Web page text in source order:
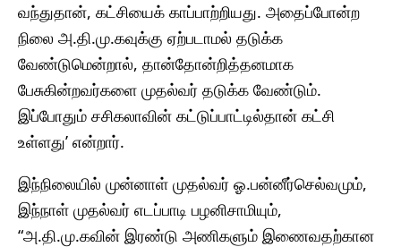
வந்துதான், கட்சியைக் காப்பாற்றியது. அதைப்போன்ற
நிலை அ.தி.மு.கவுக்கு ஏற்படாமல் தடுக்க
வேண்டுமென்றால், தான்தோன்றித்தனமாக
பேசுகின்றவர்களை முதல்வர் தடுக்க வேண்டும்.
இப்போதும் சசிகலாவின் கட்டுப்பாட்டில்தான் கட்சி
உள்ளது’ என்றார்.
இந்நிலையில் முன்னாள் முதல்வர் ஓ.பன்னீர்செல்வமும்,
இந்நாள் முதல்வர் எடப்பாடி பழனிசாமியும்,
“அ.தி.மு.கவின் இரண்டு அணிகளும் இணைவதற்கான